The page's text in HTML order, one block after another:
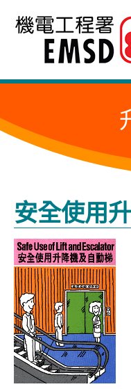
跳
內
的
始
安全使用